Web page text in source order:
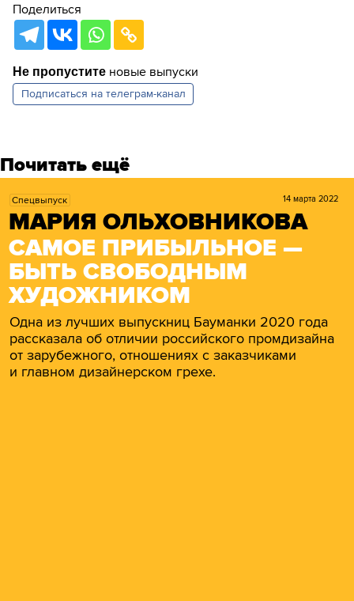
Поделиться
Не пропустите новые выпуски
Подписаться на телеграм-канал
Почитать ещё
Спецвыпуск 14 марта 2022
МАРИЯ ОЛЬХОВНИКОВА
САМОЕ ПРИБЫЛЬНОЕ —
БЫТЬ СВОБОДНЫМ
ХУДОЖНИКОМ
Одна из лучших выпускниц Бауманки 2020 года
рассказала об отличии российского промдизайна
от зарубежного, отношениях с заказчиками
и главном дизайнерском грехе.